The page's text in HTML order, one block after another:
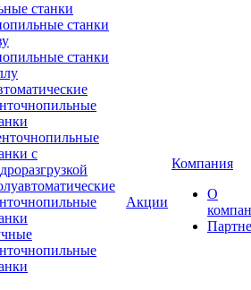
станки
станки
станки
с
Акции
Компания
О